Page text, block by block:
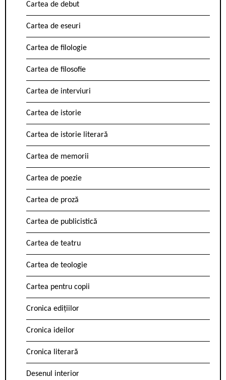
Cartea de debut
Cartea de eseuri
Cartea de filologie
Cartea de filosofie
Cartea de interviuri
Cartea de istorie
Cartea de istorie literară
Cartea de memorii
Cartea de poezie
Cartea de proză
Cartea de publicistică
Cartea de teatru
Cartea de teologie
Cartea pentru copii
Cronica edițiilor
Cronica ideilor
Cronica literară
Desenul interior